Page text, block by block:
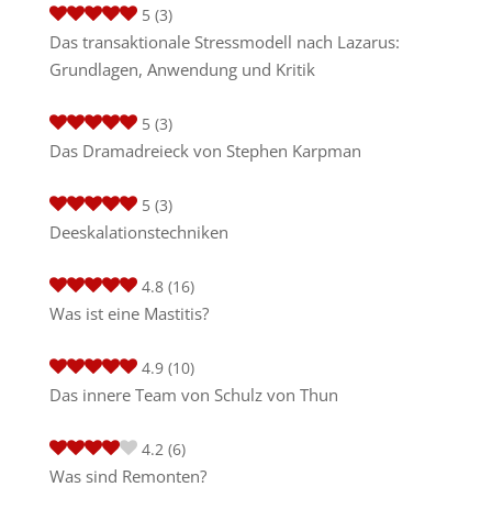
5 (3)
Das transaktionale Stressmodell nach Lazarus:
Grundlagen, Anwendung und Kritik
5 (3)
Das Dramadreieck von Stephen Karpman
5 (3)
Deeskalationstechniken
4.8 (16)
Was ist eine Mastitis?
4.9 (10)
Das innere Team von Schulz von Thun
4.2 (6)
Was sind Remonten?